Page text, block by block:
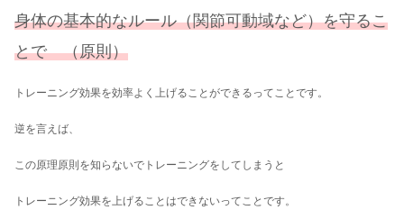
身体の基本的なルール（関節可動域など）を守るこ
とで （原則）
トレーニング効果を効率よく上げることができるってことです。
逆を言えば、
この原理原則を知らないでトレーニングをしてしまうと
トレーニング効果を上げることはできないってことです。